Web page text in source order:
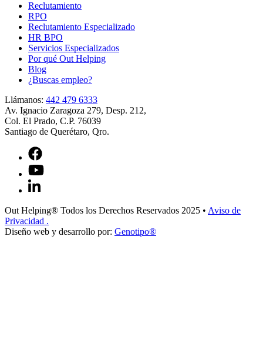
Reclutamiento
RPO
Reclutamiento Especializado
HR BPO
Servicios Especializados
Por qué Out Helping
Blog
¿Buscas empleo?
Llámanos: 442 479 6333
Av. Ignacio Zaragoza 279, Desp. 212,
Col. El Prado, C.P. 76039
Santiago de Querétaro, Qro.
Out Helping® Todos los Derechos Reservados 2025 • Aviso de
Privacidad .
Diseño web y desarrollo por: Genotipo®